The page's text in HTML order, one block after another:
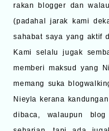
rakan blogger dan
(padahal jarak kami
sahabat saya yang aktif
Kami selalu jugak
memberi maksud yang
memang suka
Nieyla kerana
dibaca, walaupun